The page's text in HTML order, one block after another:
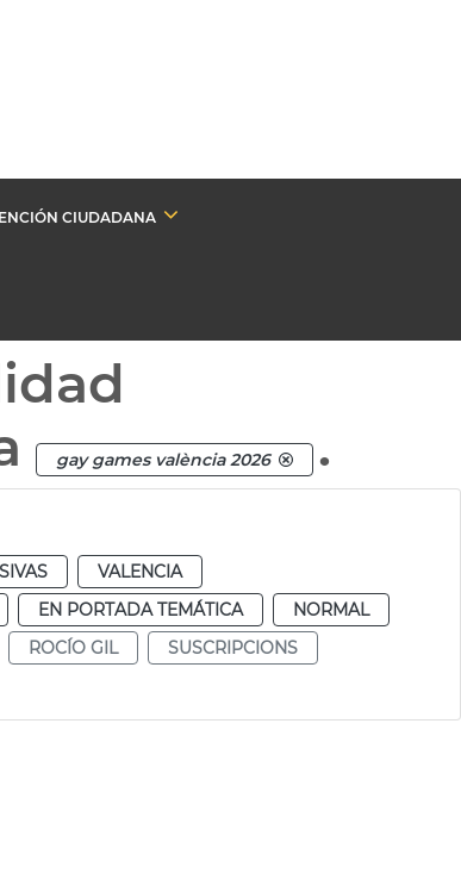
CIUDADANA
gay games valència 2026 .
VALENCIA
EN PORTADA TEMÁTICA
NORMAL
ROCÍO GIL
SUSCRIPCIONS